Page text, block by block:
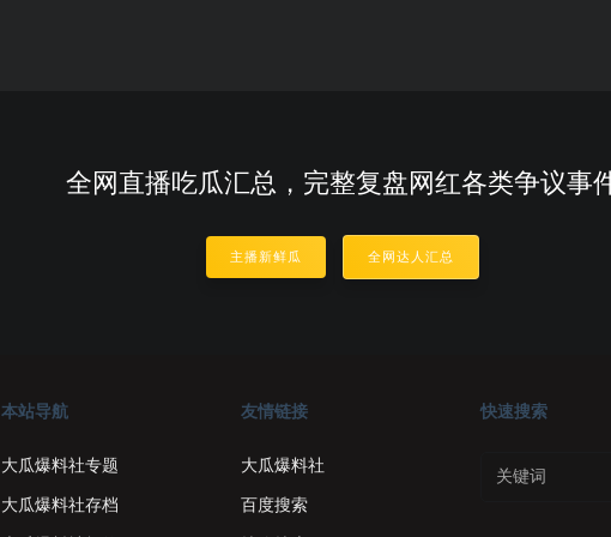
全网直播吃瓜汇总，完整复盘网红各类争议事
主播新鲜瓜 全网达人汇总
本站导航
大瓜爆料社专题
大瓜爆料社存档
友情链接
大瓜爆料社
百度搜索
快速搜索